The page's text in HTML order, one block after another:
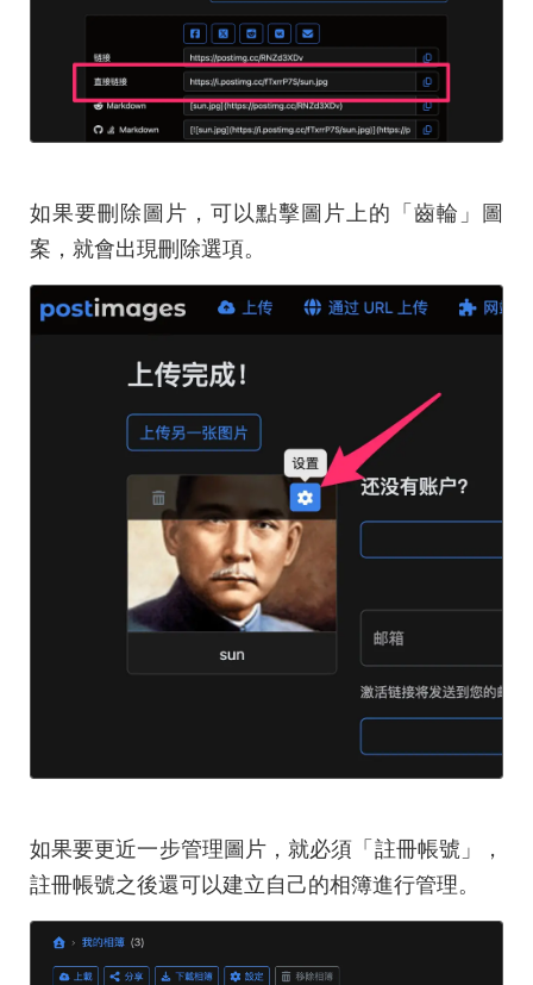
如果要刪除圖片，可以點擊圖片上的「齒輪」圖
案，就會出現刪除選項。
如果要更近一步管理圖片，就必須「註冊帳號」，
註冊帳號之後還可以建立自己的相簿進行管理。